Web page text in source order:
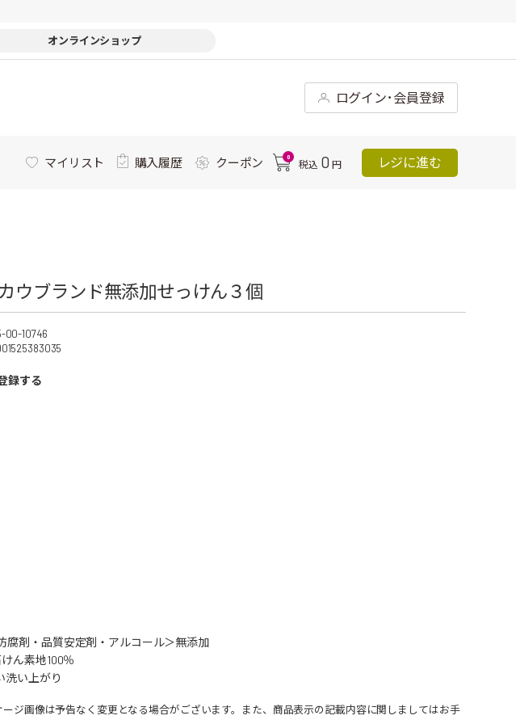
オンラインショップ
ログイン･会員登録
マイリスト 購入履歴 クーポン 0
税込 0 円 レジに進む
ウブランド無添加せっけん３個
00-10746
録する
腐剤・品質安定剤・アルコール＞無添加
ん素地100％
洗い上がり
画像は予告なく変更となる場合がございます。また、商品表示の記載内容に関しましてはお手